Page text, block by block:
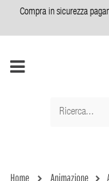
Compra in sicurezza
Home Animazione